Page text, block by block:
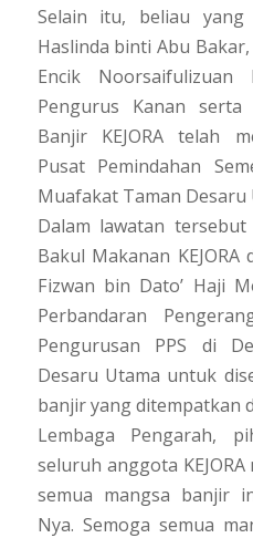
Selain itu, beliau
Haslinda binti Abu
Encik
Pengurus Kanan serta
Banjir KEJORA telah
Pusat Pemindahan
Muafakat Taman Desaru
Dalam lawatan
Bakul Makanan
Fizwan bin Dato’ Haji
Perbandaran
Pengurusan PPS di
Desaru Utama untuk
banjir yang ditempatkan
Lembaga Pengarah,
seluruh anggota
semua mangsa banjir
Nya. Semoga semua